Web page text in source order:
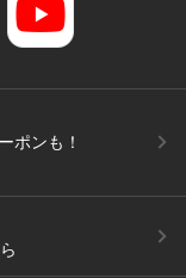
ポンも！